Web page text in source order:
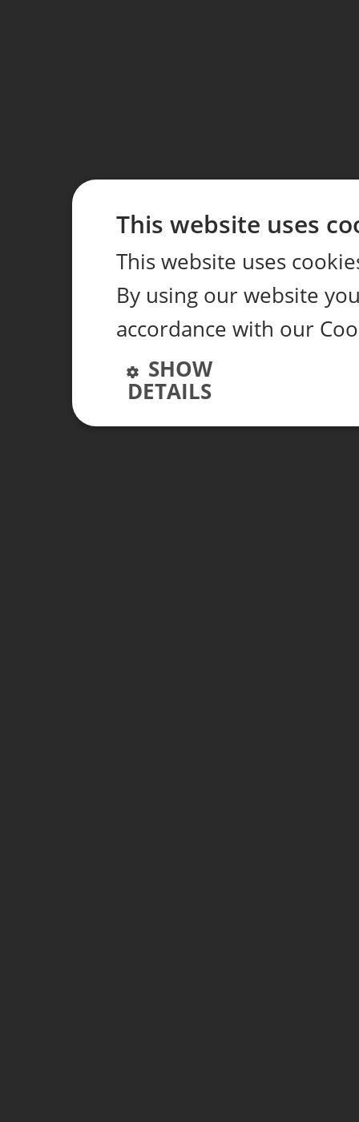
This website uses
This website uses
By using our website
accordance with our
SHOW
DETAILS